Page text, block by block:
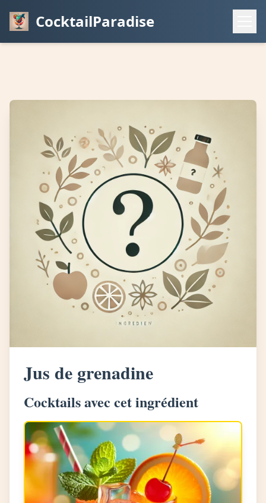
CocktailParadise
Jus de grenadine
Cocktails avec cet ingrédient